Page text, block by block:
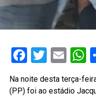
Facebook
Twitter
Na noite desta terça-
(PP) foi ao estádio